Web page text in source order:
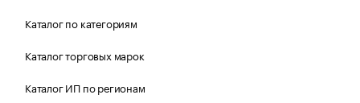
Каталог по категориям
Каталог торговых марок
Каталог ИП по регионам